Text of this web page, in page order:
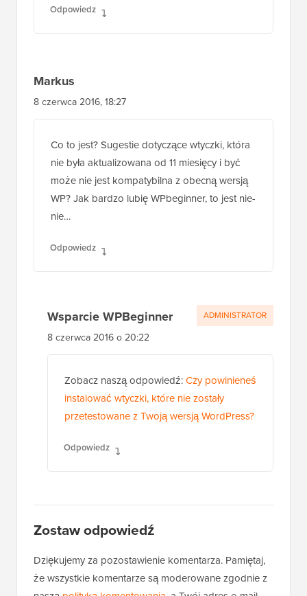
Odpowiedz
Markus
8 czerwca 2016, 18:27
Co to jest? Sugestie dotyczące wtyczki, która
nie była aktualizowana od 11 miesięcy i być
może nie jest kompatybilna z obecną wersją
WP? Jak bardzo lubię WPbeginner, to jest nie-
nie…
Odpowiedz
Wsparcie WPBeginner
8 czerwca 2016 o 20:22
Zobacz naszą odpowiedź:Czy powinieneś
instalować wtyczki, które nie zostały
przetestowane z Twoją wersją WordPress?
Odpowiedz
ADMINISTRATOR
Zostaw odpowiedź
Dziękujemy za pozostawienie komentarza. Pamiętaj,
że wszystkie komentarze są moderowane zgodnie z